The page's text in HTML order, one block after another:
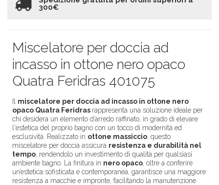
300€
Miscelatore per doccia ad
incasso in ottone nero opaco
Quatra Feridras 401075
miscelatore per doccia ad incasso in ottone nero
opaco Quatra Feridras rappresenta una soluzione ideale per
chi desidera un elemento d’arredo raffinato, in grado di elevare
l'estetica del proprio bagno con un tocco di modernità ed
esclusività. Realizzato in ottone massiccio, questo
miscelatore per doccia assicura resistenza e durabilità nel
tempo, rendendolo un investimento di qualità per qualsiasi
ambiente bagno. La finitura in nero opaco, oltre a conferire
un’estetica sofisticata e contemporanea, garantisce una maggiore
resistenza a macchie e impronte, facilitando la manutenzione